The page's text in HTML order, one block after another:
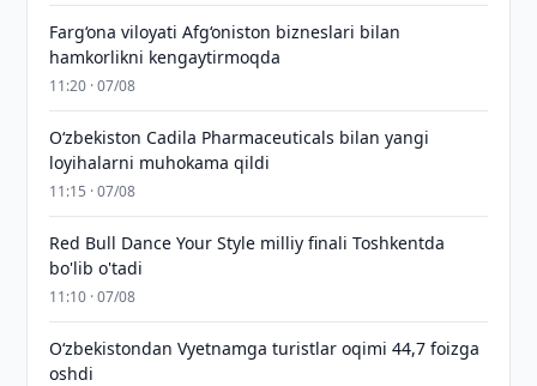
Farg‘ona viloyati Afg‘oniston bizneslari bilan
hamkorlikni kengaytirmoqda
11:20 · 07/08
Oʻzbekiston Cadila Pharmaceuticals bilan yangi
loyihalarni muhokama qildi
11:15 · 07/08
Red Bull Dance Your Style milliy finali Toshkentda
bo'lib o'tadi
11:10 · 07/08
O‘zbekistondan Vyetnamga turistlar oqimi 44,7 foizga
oshdi